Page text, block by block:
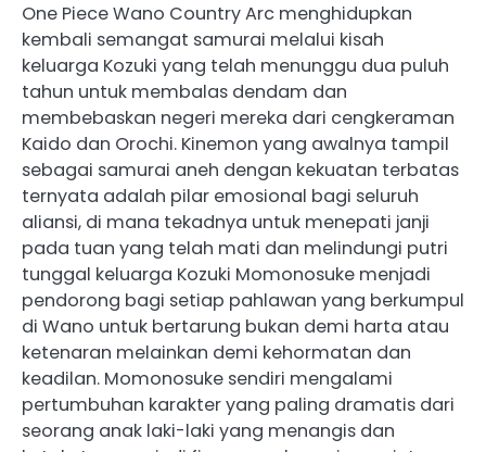
One Piece Wano Country Arc menghidupkan
kembali semangat samurai melalui kisah
keluarga Kozuki yang telah menunggu dua puluh
tahun untuk membalas dendam dan
membebaskan negeri mereka dari cengkeraman
Kaido dan Orochi. Kinemon yang awalnya tampil
sebagai samurai aneh dengan kekuatan terbatas
ternyata adalah pilar emosional bagi seluruh
aliansi, di mana tekadnya untuk menepati janji
pada tuan yang telah mati dan melindungi putri
tunggal keluarga Kozuki Momonosuke menjadi
pendorong bagi setiap pahlawan yang berkumpul
di Wano untuk bertarung bukan demi harta atau
ketenaran melainkan demi kehormatan dan
keadilan. Momonosuke sendiri mengalami
pertumbuhan karakter yang paling dramatis dari
seorang anak laki-laki yang menangis dan